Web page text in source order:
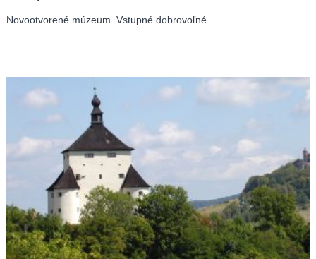
Novootvorené múzeum. Vstupné dobrovoľné.